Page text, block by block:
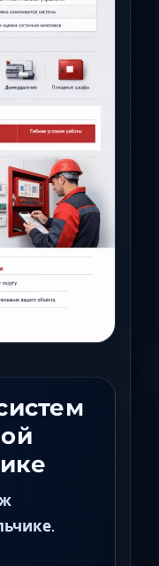
Сочи
Ставрополь
Таганрог
Черкесск
Шахты
Элиста
Ялта